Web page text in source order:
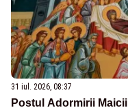
31 iul. 2026, 08:37
Postul Adormirii